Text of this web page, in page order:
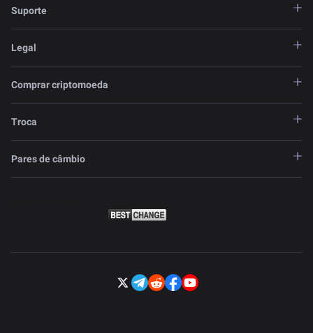
Suporte
Legal
Comprar criptomoeda
Troca
Pares de câmbio